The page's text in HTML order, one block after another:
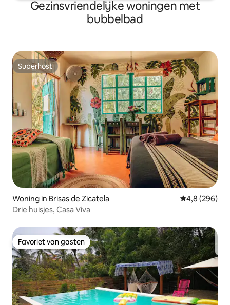
Gezinsvriendelijke woningen met
bubbelbad
Superhost
Superhost
Woning in Brisas de Zicatela Gemiddelde
4,8 (296)
Drie huisjes, Casa Viva
Favoriet van gasten
Favoriet van gasten